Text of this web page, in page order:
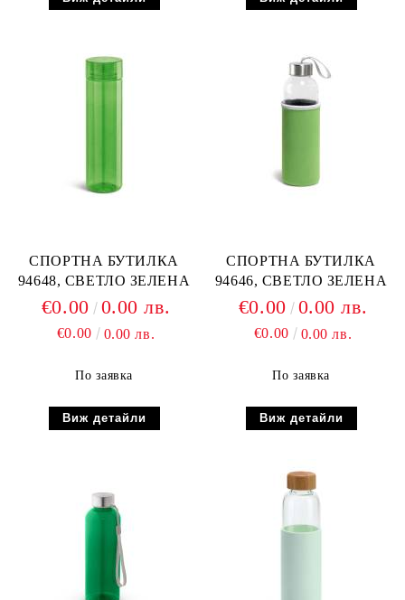
СПОРТНА БУТИЛКА
94648, СВЕТЛО ЗЕЛЕНА
€0.00 0.00 лв.
€0.00 0.00 лв.
По заявка
Виж детайли
СПОРТНА БУТИЛКА
94646, СВЕТЛО ЗЕЛЕНА
€0.00 0.00 лв.
€0.00 0.00 лв.
По заявка
Виж детайли